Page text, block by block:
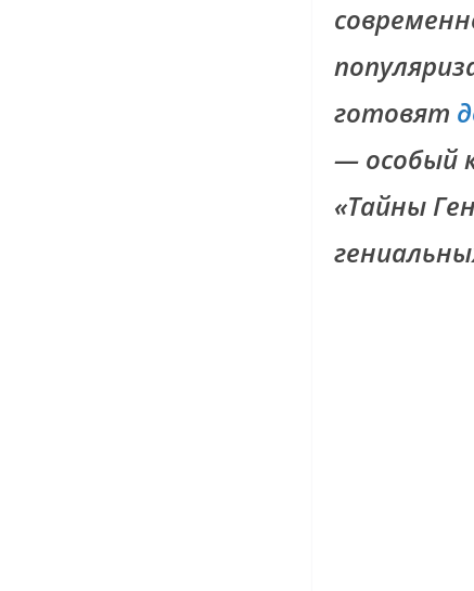
готовят
— особый
«Тайны